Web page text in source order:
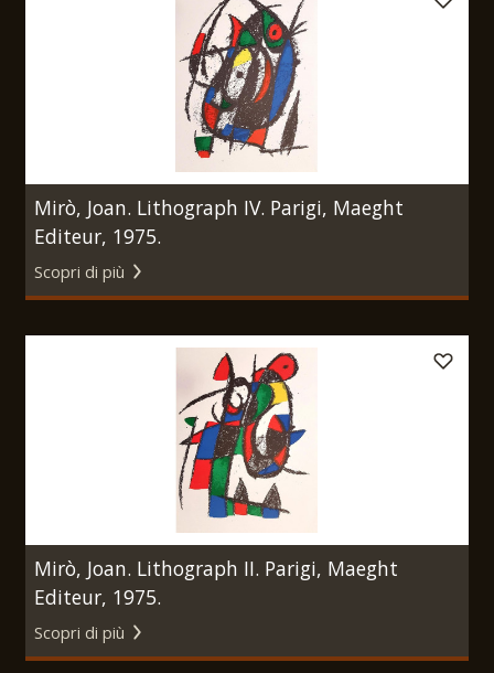
Mirò, Joan. Lithograph IV. Parigi, Maeght
Editeur, 1975.
Scopri di più
Mirò, Joan. Lithograph II. Parigi, Maeght
Editeur, 1975.
Scopri di più